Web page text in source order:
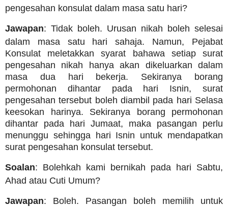
pengesahan konsulat dalam masa satu hari?
Jawapan: Tidak boleh. Urusan nikah boleh selesai
dalam masa satu hari sahaja. Namun, Pejabat
Konsulat meletakkan syarat bahawa setiap surat
pengesahan nikah hanya akan dikeluarkan dalam
masa dua hari bekerja. Sekiranya borang
permohonan dihantar pada hari Isnin, surat
pengesahan tersebut boleh diambil pada hari Selasa
keesokan harinya. Sekiranya borang permohonan
dihantar pada hari Jumaat, maka pasangan perlu
menunggu sehingga hari Isnin untuk mendapatkan
surat pengesahan konsulat tersebut.
Soalan: Bolehkah kami bernikah pada hari Sabtu,
Ahad atau Cuti Umum?
Jawapan: Boleh. Pasangan boleh memilih untuk